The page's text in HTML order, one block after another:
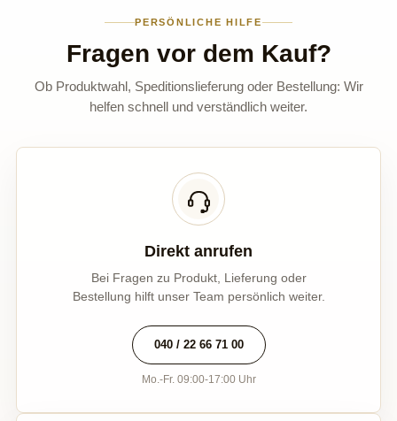
PERSÖNLICHE HILFE
Fragen vor dem Kauf?
Ob Produktwahl, Speditionslieferung oder Bestellung: Wir
helfen schnell und verständlich weiter.
Direkt anrufen
Bei Fragen zu Produkt, Lieferung oder
Bestellung hilft unser Team persönlich weiter.
040 / 22 66 71 00
Mo.-Fr. 09:00-17:00 Uhr